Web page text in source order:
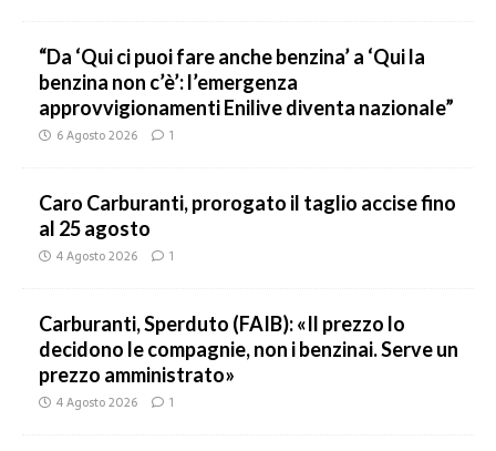
“Da ‘Qui ci puoi fare anche benzina’ a ‘Qui la
benzina non c’è’: l’emergenza
approvvigionamenti Enilive diventa nazionale”
6 Agosto 2026 1
Caro Carburanti, prorogato il taglio accise fino
al 25 agosto
4 Agosto 2026 1
Carburanti, Sperduto (FAIB): «Il prezzo lo
decidono le compagnie, non i benzinai. Serve un
prezzo amministrato»
4 Agosto 2026 1